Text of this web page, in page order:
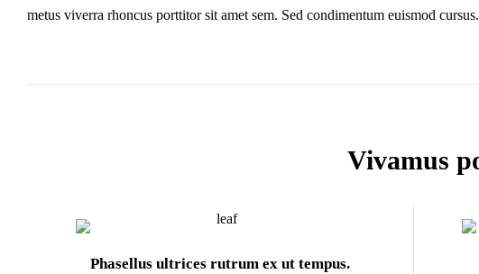
metus viverra rhoncus porttitor sit amet sem. Sed condimentum euismod cursus.
Vivamus
Phasellus ultrices rutrum ex ut tempus.